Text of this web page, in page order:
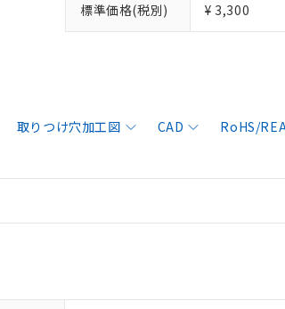
標準価格(税別) ¥ 3,300
取りつけ穴加工図 CAD RoHS/